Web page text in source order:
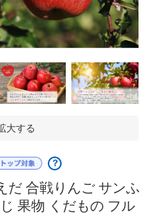
大する
？
だ 合戦りんご サンふ
果物 くだもの フル